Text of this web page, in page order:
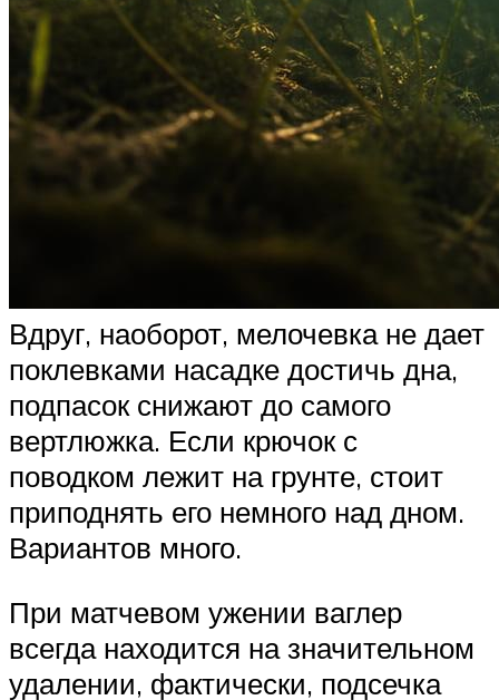
Вдруг, наоборот, мелочевка не дает
поклевками насадке достичь дна,
подпасок снижают до самого
вертлюжка. Если крючок с
поводком лежит на грунте, стоит
приподнять его немного над дном.
Вариантов много.
При матчевом ужении ваглер
всегда находится на значительном
удалении, фактически, подсечка